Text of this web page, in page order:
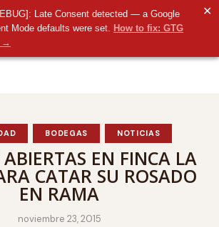
Late Consent detected — a Google
Mode defaults were set. How to fix: GTG
→
✕
BODEGAS NOTICIAS
ABIERTAS EN FINCA LA
CATAR SU ROSADO
EN RAMA
noviembre 23, 2015